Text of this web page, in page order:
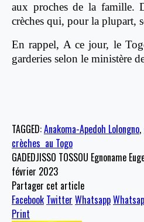
aux proches de la famille.
crèches qui, pour la plupart,
En rappel, A ce jour, le
garderies selon le ministère
TAGGED:Anakoma-Apedoh Lolongno,
crèches au Togo
GADEDJISSO TOSSOU Egnoname
février 2023
Partager cet article
Facebook Twitter Whatsapp
Print